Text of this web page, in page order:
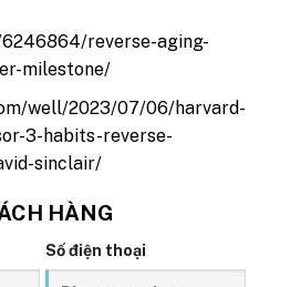
reverse-aging-
milestone/
well/2023/07/06/harvard-
3-habits-reverse-
sinclair/
HÀNG
Số điện thoại